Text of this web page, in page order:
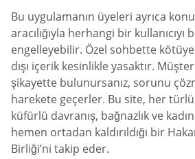
Bu uygulamanın üyeleri ayrıca
aracılığıyla herhangi bir
engelleyebilir. Özel sohbette kötüye
dışı içerik kesinlikle yasaktır.
şikayette bulunursanız, sorunu
harekete geçerler. Bu site, her türlü
küfürlü davranış, bağnazlık ve
hemen ortadan kaldırıldığı bir
Birliği’ni takip eder.